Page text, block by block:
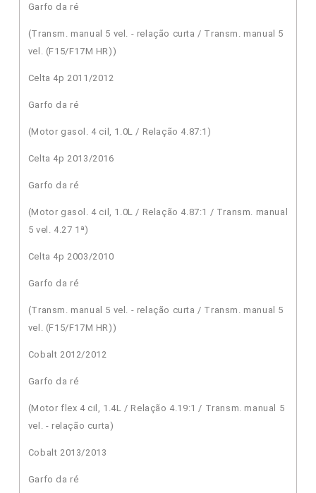
Garfo da ré
(Transm. manual 5 vel. - relação curta / Transm. manual 5
vel. (F15/F17M HR))
Celta 4p 2011/2012
Garfo da ré
(Motor gasol. 4 cil, 1.0L / Relação 4.87:1)
Celta 4p 2013/2016
Garfo da ré
(Motor gasol. 4 cil, 1.0L / Relação 4.87:1 / Transm. manual
5 vel. 4.27 1ª)
Celta 4p 2003/2010
Garfo da ré
(Transm. manual 5 vel. - relação curta / Transm. manual 5
vel. (F15/F17M HR))
Cobalt 2012/2012
Garfo da ré
(Motor flex 4 cil, 1.4L / Relação 4.19:1 / Transm. manual 5
vel. - relação curta)
Cobalt 2013/2013
Garfo da ré